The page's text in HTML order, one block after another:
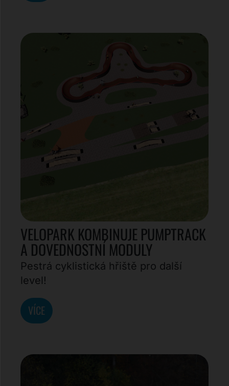
VELOPARK KOMBINUJE PUMPTRACK
A DOVEDNOSTNÍ MODULY
Pestrá cyklistická hřiště pro další
level!
VÍCE